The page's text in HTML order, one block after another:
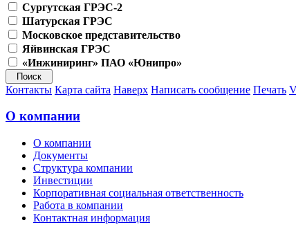
Сургутская ГРЭС-2
Шатурская ГРЭС
Московское представительство
Яйвинская ГРЭС
«Инжиниринг» ПАО «Юнипро»
Контакты Карта сайта Наверх Написать сообщение Печать
О компании
О компании
Документы
Структура компании
Инвестиции
Корпоративная социальная ответственность
Работа в компании
Контактная информация